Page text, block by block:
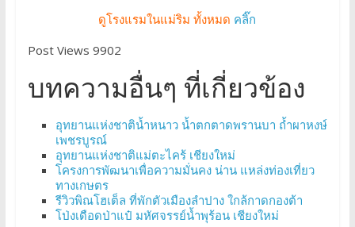
ดูโรงแรมในแม่ริม ทั้งหมด คลิ๊ก
Post Views 9902
บทความอื่นๆ ที่เกี่ยวข้อง
อุทยานแห่งชาติน้ำหนาว น้ำตกตาดพรานบา ถ้ำผาหงษ์
เพชรบูรณ์
อุทยานแห่งชาติแม่ตะไคร้ เชียงใหม่
โครงการพัฒนาเพื่อความมั่นคง น่าน แหล่งท่องเที่ยว
ทางเกษตร
รีวิวพิณโฮเต็ล ที่พักตัวเมืองลำปาง ใกล้กาดกองต้า
โป่งเดือดป่าแป๋ มหัศจรรย์น้ำพุร้อน เชียงใหม่